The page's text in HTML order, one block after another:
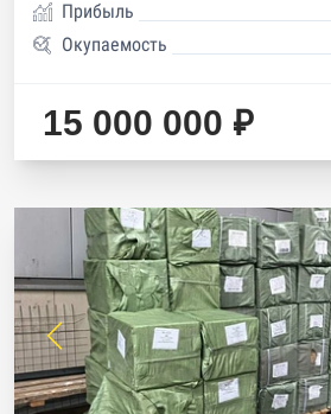
Прибыль
Окупаемость
15 000 000 ₽